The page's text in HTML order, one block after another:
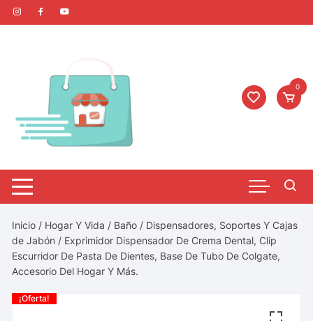
0
Inicio / Hogar Y Vida / Baño / Dispensadores, Soportes Y Cajas
de Jabón / Exprimidor Dispensador De Crema Dental, Clip
Escurridor De Pasta De Dientes, Base De Tubo De Colgate,
Accesorio Del Hogar Y Más.
¡Oferta!